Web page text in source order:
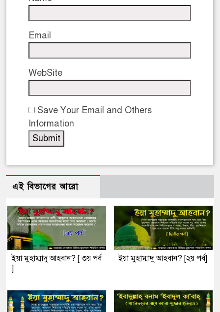
Email
WebSite
Save Your Email and Others
Information
এই বিভাগের আরো
ইয়া মুহাম্মাদু আহবান? [ ৩য় পর্ব
]
ইয়া মুহাম্মাদু আহবান? [২য় পর্ব]